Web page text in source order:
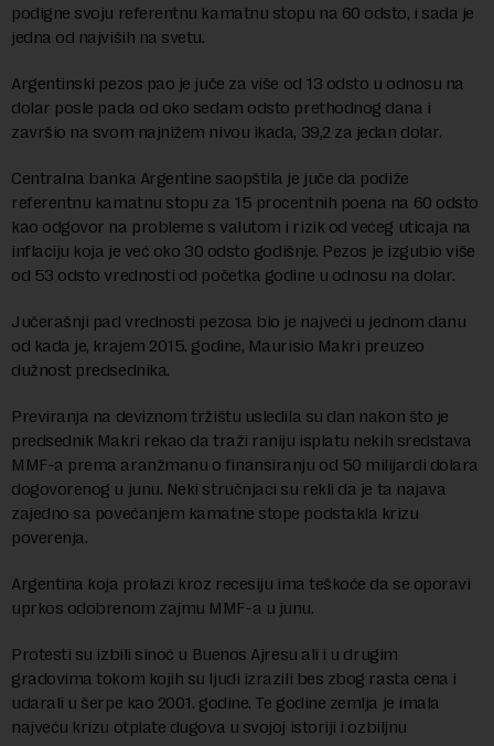
podigne svoju referentnu kamatnu stopu na 60 odsto, i sada je
jedna od najviših na svetu.
Argentinski pezos pao je juče za više od 13 odsto u odnosu na
dolar posle pada od oko sedam odsto prethodnog dana i
završio na svom najnižem nivou ikada, 39,2 za jedan dolar.
Centralna banka Argentine saopštila je juče da podiže
referentnu kamatnu stopu za 15 procentnih poena na 60 odsto
kao odgovor na probleme s valutom i rizik od većeg uticaja na
inflaciju koja je već oko 30 odsto godišnje. Pezos je izgubio više
od 53 odsto vrednosti od početka godine u odnosu na dolar.
Jučerašnji pad vrednosti pezosa bio je najveći u jednom danu
od kada je, krajem 2015. godine, Maurisio Makri preuzeo
dužnost predsednika.
Previranja na deviznom tržištu usledila su dan nakon što je
predsednik Makri rekao da traži raniju isplatu nekih sredstava
MMF-a prema aranžmanu o finansiranju od 50 milijardi dolara
dogovorenog u junu. Neki stručnjaci su rekli da je ta najava
zajedno sa povećanjem kamatne stope podstakla krizu
poverenja.
Argentina koja prolazi kroz recesiju ima teškoće da se oporavi
uprkos odobrenom zajmu MMF-a u junu.
Protesti su izbili sinoć u Buenos Ajresu ali i u drugim
gradovima tokom kojih su ljudi izrazili bes zbog rasta cena i
udarali u šerpe kao 2001. godine. Te godine zemlja je imala
najveću krizu otplate dugova u svojoj istoriji i ozbiljnu